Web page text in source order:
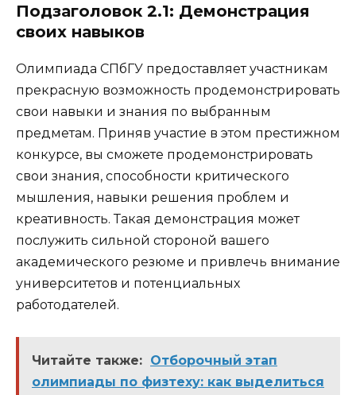
Подзаголовок 2.1: Демонстрация
своих навыков
Олимпиада СПбГУ предоставляет участникам
прекрасную возможность продемонстрировать
свои навыки и знания по выбранным
предметам. Приняв участие в этом престижном
конкурсе, вы сможете продемонстрировать
свои знания, способности критического
мышления, навыки решения проблем и
креативность. Такая демонстрация может
послужить сильной стороной вашего
академического резюме и привлечь внимание
университетов и потенциальных
работодателей.
Читайте также: Отборочный этап
олимпиады по физтеху: как выделиться